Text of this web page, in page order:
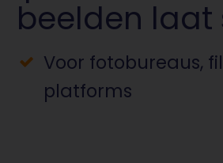
beelden laat
Voor fotobureaus,
platforms